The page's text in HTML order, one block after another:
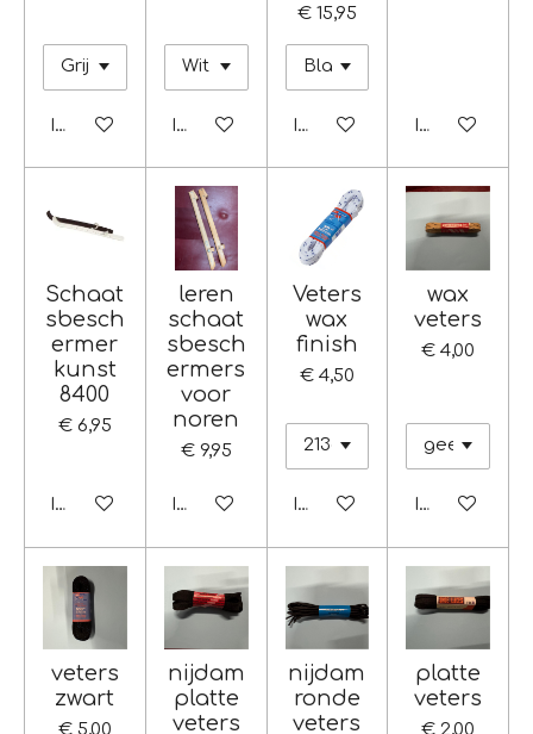
In winkelwagenIn winkelwagen
€ 15,95
In winkelwagenIn
Schaat
sbesch
ermer
kunst
8400
€ 6,95
In winkelwagen
leren
schaat
sbesch
ermers
voor
noren
€ 9,95
In winkelwagen
Veters
wax
finish
€ 4,50
In winkelwagen
wax
veters
€ 4,00
In
veters
zwart
nijdam
platte
veters
nijdam
ronde
veters
platte
veters